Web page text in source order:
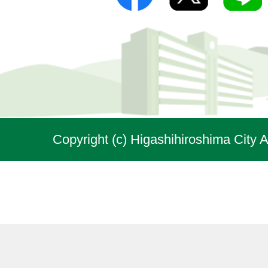
Copyright (c) Higashihiroshima City